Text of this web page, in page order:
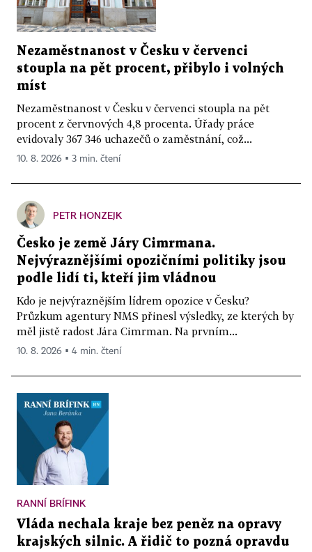
Nezaměstnanost v Česku v červenci
stoupla na pět procent, přibylo i volných
míst
Nezaměstnanost v Česku v červenci stoupla na pět
procent z červnových 4,8 procenta. Úřady práce
evidovaly 367 346 uchazečů o zaměstnání, což...
10. 8. 2026 ▪ 3 min. čtení
PETR HONZEJK
Česko je země Járy Cimrmana.
Nejvýraznějšími opozičními politiky jsou
podle lidí ti, kteří jim vládnou
Kdo je nejvýraznějším lídrem opozice v Česku?
Průzkum agentury NMS přinesl výsledky, ze kterých by
měl jistě radost Jára Cimrman. Na prvním...
10. 8. 2026 ▪ 4 min. čtení
RANNÍ BRÍFINK
Vláda nechala kraje bez peněz na opravy
krajských silnic. A řidič to pozná opravdu